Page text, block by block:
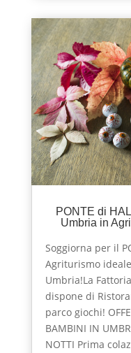
PONTE di
Umbria in
Soggiorna per il
Agriturismo
Umbria!La
dispone di
parco giochi!
BAMBINI IN
NOTTI Prima